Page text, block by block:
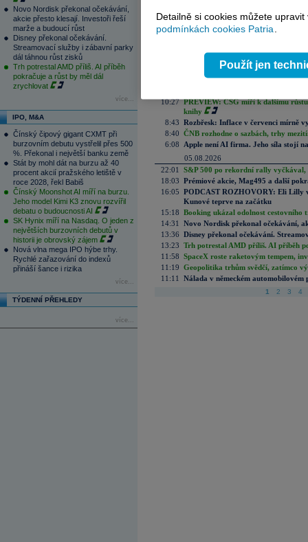
Novo Nordisk překonal očekávání,
akcie přesto klesají. Investoři řeší
marže a budoucí růst
Disney překonal očekávání.
Streamovací služby i zábavní parky
dál táhnou růst zisků
Trh potrestal AMD příliš. AI příběh
pokračuje a růst by měl dál
zrychlovat
více...
IPO, M&A
Čínský čipový gigant CXMT při
burzovním debutu vystřelil přes 500
%. Překonal i největší banku země
Stát by mohl dát na burzu až 40
procent akcií pražského letiště v
roce 2028, řekl Babiš
Čínský Moonshot AI míří na burzu.
Jeho model Kimi K3 znovu rozvířil
debatu o budoucnosti AI
SK Hynix míří na Nasdaq. O jeden z
největších burzovních debutů v
historii je obrovský zájem
Nová vlna mega IPO hýbe trhy.
Rychlé zařazování do indexů
přináší šance i rizika
více...
TÝDENNÍ PŘEHLEDY
více...
06.08.2026
Zahraniční obchod ČR v červnu
Český průmysl zakončil druhé
Skupina ČSOB v 1. pololetí: Velký
10:27 PREVIEW: CSG míří k dalšímu
knihy
8:43 Rozbřesk: Inflace v červenci mírně
8:40 ČNB rozhodne o sazbách, trhy
6:08
Apple není AI firma. Jeho síla stojí
05.08.2026
22:01
S&P 500 po rekordní rally vyčkával,
18:03 Prémiové akcie, Mag495 a další
16:05 PODCAST ROZHOVORY: Eli Lilly
Kunové teprve na začátku
15:18 Booking ukázal odolnost cestovního
14:31
Novo Nordisk překonal očekávání,
13:36 Disney překonal očekávání.
13:23 Trh potrestal AMD příliš. AI příběh
11:58 SpaceX roste raketovým tempem,
11:19 Geopolitika trhům svědčí, zatímco
11:11
Nálada v německém automobilovém
1 2 3 4
Detailně si cookies můžete
podmínkách cookies Patria
Použít jen